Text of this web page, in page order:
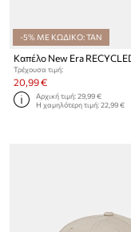
-5% ΜΕ ΚΩΔΙΚΟ: TAN
Τρέχουσα τιμή:
20,99 €
Αρχική τιμή:29,99 €
Η χαμηλότερη τιμή:22,99 €